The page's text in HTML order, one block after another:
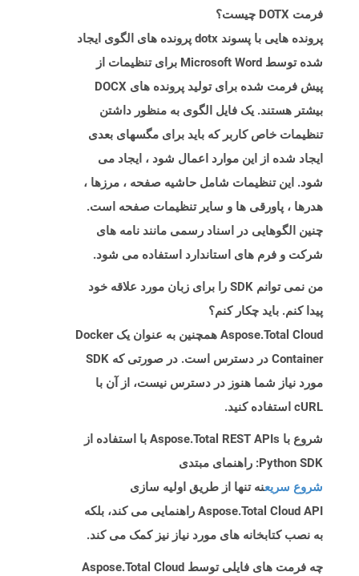
فرمت DOTX چیست؟
پرونده هایی با پسوند dotx پرونده های الگوی ایجاد
شده توسط Microsoft Word برای تنظیمات از
پیش فرمت شده برای تولید پرونده های DOCX
بیشتر هستند. یک فایل الگوی به منظور داشتن
تنظیمات خاص کاربر که باید برای مگسهای بعدی
ایجاد شده از این موارد اعمال شود ، ایجاد می
شود. این تنظیمات شامل حاشیه صفحه ، مرزها ،
هدرها ، پاورقی ها و سایر تنظیمات صفحه است.
چنین الگوهایی در اسناد رسمی مانند نامه های
شرکت و فرم های استاندارد استفاده می شود.
من نمی توانم SDK را برای زبان مورد علاقه خود
پیدا کنم. باید چکار کنم؟
Aspose.Total Cloud همچنین به عنوان یک Docker
Container در دسترس است. در صورتی که SDK
مورد نیاز شما هنوز در دسترس نیست، از آن با
cURL استفاده کنید.
شروع با Aspose.Total REST APIs با استفاده از
Python SDK: راهنمای مبتدی
شروع سریعنه تنها از طریق اولیه سازی
Aspose.Total Cloud API راهنمایی می کند، بلکه
به نصب کتابخانه های مورد نیاز نیز کمک می کند.
چه فرمت های فایلی توسط Aspose.Total Cloud